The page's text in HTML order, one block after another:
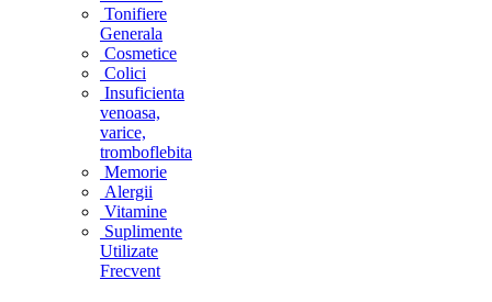
Tonifiere
Generala
Cosmetice
Colici
Insuficienta
venoasa,
varice,
tromboflebita
Memorie
Alergii
Vitamine
Suplimente
Utilizate
Frecvent